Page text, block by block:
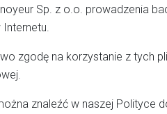
Sp. z o.o. prowadzenia
zgodę na korzystanie z tych
znaleźć w naszej Polityce